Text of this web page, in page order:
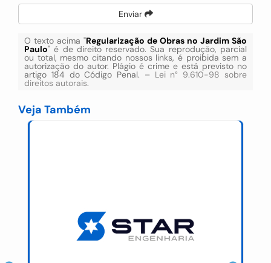
Enviar
O texto acima "Regularização de Obras no Jardim São
Paulo" é de direito reservado. Sua reprodução, parcial
ou total, mesmo citando nossos links, é proibida sem a
autorização do autor. Plágio é crime e está previsto no
artigo 184 do Código Penal. – Lei n° 9.610-98 sobre
direitos autorais.
Veja Também